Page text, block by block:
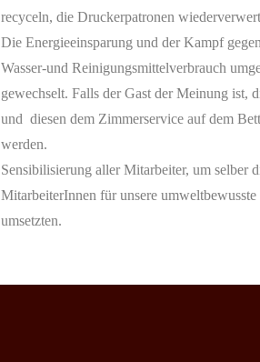
recyceln, die Druckerpatronen
Die Energieeinsparung und der Kampf
Wasser-und Reinigungsmittelverbrauch
gewechselt. Falls der Gast der Meinung ist,
und diesen dem Zimmerservice auf dem
werden.
Sensibilisierung aller Mitarbeiter, um selber
MitarbeiterInnen für unsere
umsetzten.